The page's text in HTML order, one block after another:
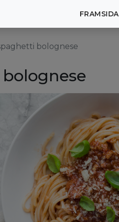
FRAMSIDA
bolognese